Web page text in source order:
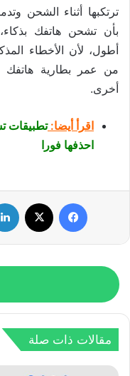
ترتكبها أثناء الشحن
بأن تشحن هاتفك
أطول، لأن الأخطاء
من عمر بطارية
أخرى.
اقرأ أيضا:تطبيقات
احذفها فورا
مقالات ذات صلة